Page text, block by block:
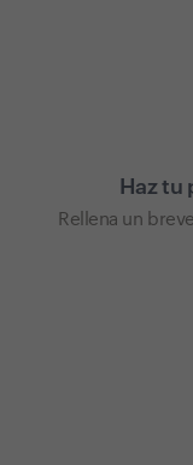
Haz tu
Rellena un